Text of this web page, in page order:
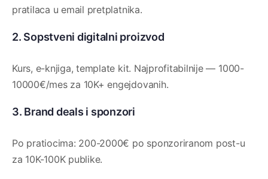
pratilaca u email pretplatnika.
2. Sopstveni digitalni proizvod
Kurs, e-knjiga, template kit. Najprofitabilnije — 1000-
10000€/mes za 10K+ engejdovanih.
3. Brand deals i sponzori
Po pratiocima: 200-2000€ po sponzoriranom post-u
za 10K-100K publike.